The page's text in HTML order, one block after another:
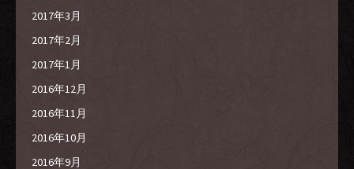
2017年3月
2017年2月
2017年1月
2016年12月
2016年11月
2016年10月
2016年9月